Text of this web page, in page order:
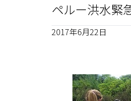
ペルー洪水緊
2017年6月22日